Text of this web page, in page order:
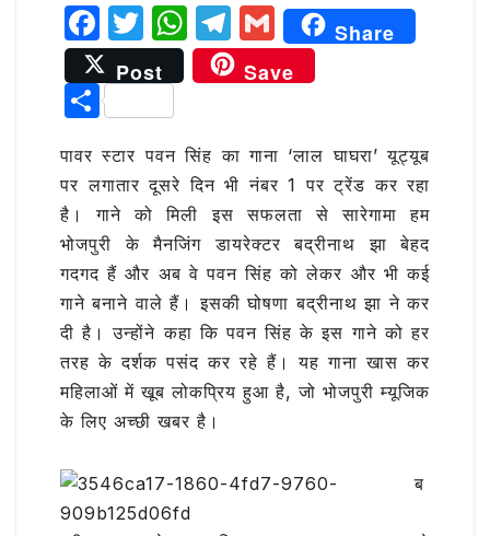
F
a
c
e
b
o
o
k
T
w
it
te
r
W
h
at
A
p
p
T
el
e
ra
m
G
m
ai
Share
Post
Save
S
ar
e
पावर स्टार पवन सिंह का गाना ‘लाल घाघरा’ यूट्यूब
पर लगातार दूसरे दिन भी नंबर 1 पर ट्रेंड कर रहा
है। गाने को मिली इस सफलता से सारेगामा हम
भोजपुरी के मैनजिंग डायरेक्टर बद्रीनाथ झा बेहद
गदगद हैं और अब वे पवन सिंह को लेकर और भी कई
गाने बनाने वाले हैं। इसकी घोषणा बद्रीनाथ झा ने कर
दी है। उन्होंने कहा कि पवन सिंह के इस गाने को हर
तरह के दर्शक पसंद कर रहे हैं। यह गाना खास कर
महिलाओं में खूब लोकप्रिय हुआ है, जो भोजपुरी म्यूजिक
के लिए अच्छी खबर है।
ब